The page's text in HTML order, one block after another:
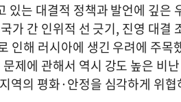
는 대결적 정책과 발언에 깊은
가 간 인위적 선 긋기, 진영 대결
인해 러시아에 생긴 우려에 주목
제에 관해서 역시 강도 높은 비
의 평화·안정을 심각하게 위